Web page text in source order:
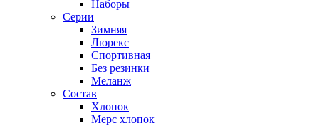
Наборы
Серии
Зимняя
Люрекс
Спортивная
Без резинки
Меланж
Состав
Хлопок
Мерс хлопок